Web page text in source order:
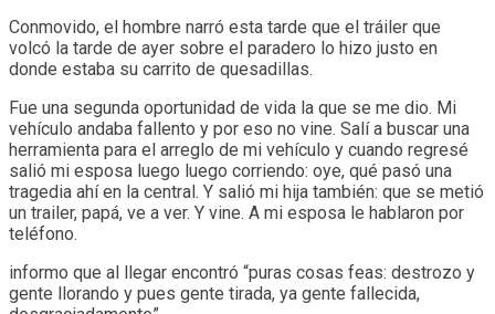
Conmovido, el hombre narró esta tarde que el tráiler que
volcó la tarde de ayer sobre el paradero lo hizo justo en
donde estaba su carrito de quesadillas.
Fue una segunda oportunidad de vida la que se me dio. Mi
vehículo andaba fallento y por eso no vine. Salí a buscar una
herramienta para el arreglo de mi vehículo y cuando regresé
salió mi esposa luego luego corriendo: oye, qué pasó una
tragedia ahí en la central. Y salió mi hija también: que se metió
un trailer, papá, ve a ver. Y vine. A mi esposa le hablaron por
teléfono.
informo que al llegar encontró “puras cosas feas: destrozo y
gente llorando y pues gente tirada, ya gente fallecida,